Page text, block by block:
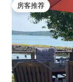
房客推荐
房客推荐